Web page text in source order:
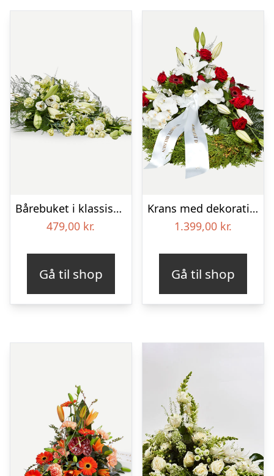
Bårebuket i klassisk stil – hvid
479,00 kr.
Gå til shop
Krans med dekoration i klassisk stil – rød og hvid – med bånd
1.399,00 kr.
Gå til shop